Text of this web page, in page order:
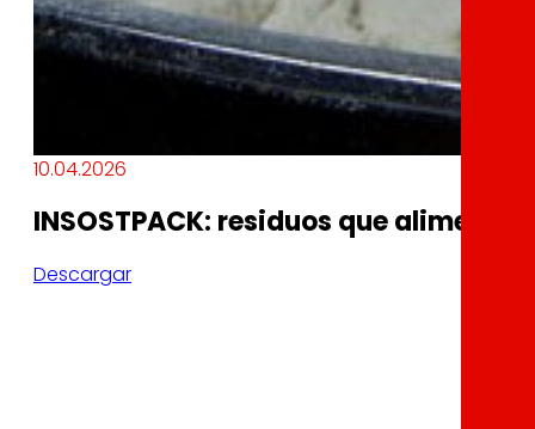
10.04.2026
INSOSTPACK: residuos que
Descargar